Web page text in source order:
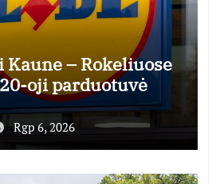
Kaune – Rokeliuose
oji parduotuvė
Rgp 6, 2026